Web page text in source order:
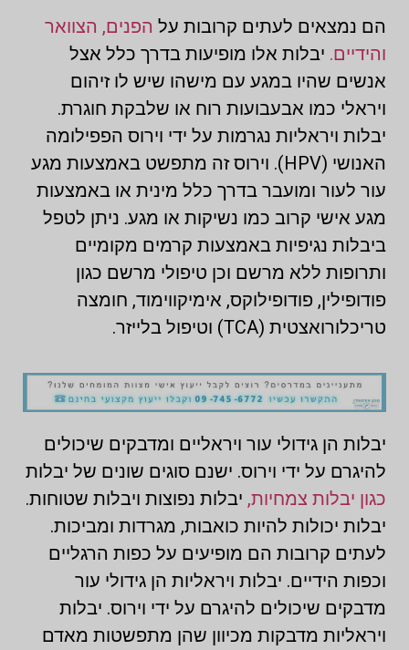
הם נמצאים לעתים קרובות על הפנים, הצוואר
והידיים. יבלות אלו מופיעות בדרך כלל אצל
אנשים שהיו במגע עם מישהו שיש לו זיהום
ויראלי כמו אבעבועות רוח או שלבקת חוגרת.
יבלות ויראליות נגרמות על ידי וירוס הפפילומה
האנושי (HPV). וירוס זה מתפשט באמצעות מגע
עור לעור ומועבר בדרך כלל מינית או באמצעות
מגע אישי קרוב כמו נשיקות או מגע. ניתן לטפל
ביבלות נגיפיות באמצעות קרמים מקומיים
ותרופות ללא מרשם וכן טיפולי מרשם כגון
פודופילין, פודופילוקס, אימיקווימוד, חומצה
טריכלורואצטית (TCA) וטיפול בלייזר.
יבלות הן גידולי עור ויראליים ומדבקים שיכולים
להיגרם על ידי וירוס. ישנם סוגים שונים של יבלות
כגון יבלות צמחיות, יבלות נפוצות ויבלות שטוחות.
יבלות יכולות להיות כואבות, מגרדות ומביכות.
לעתים קרובות הם מופיעים על כפות הרגליים
וכפות הידיים. יבלות ויראליות הן גידולי עור
מדבקים שיכולים להיגרם על ידי וירוס. יבלות
ויראליות מדבקות מכיוון שהן מתפשטות מאדם